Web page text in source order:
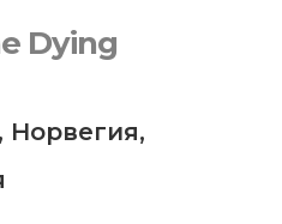
Dying
, Норвегия,